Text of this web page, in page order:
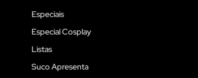
Especiais
Especial Cosplay
Listas
Suco Apresenta